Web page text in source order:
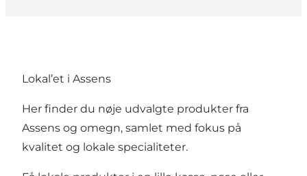
Lokal’et i Assens
Her finder du nøje udvalgte produkter fra
Assens og omegn, samlet med fokus på
kvalitet og lokale specialiteter.